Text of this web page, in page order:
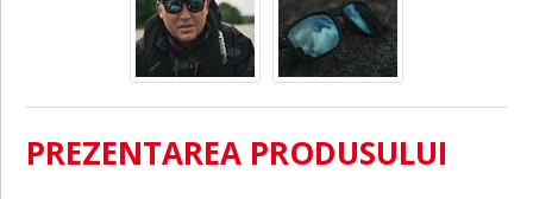
PREZENTAREA PRODUSULUI